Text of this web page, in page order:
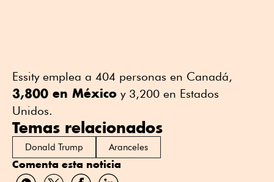
Essity emplea a 404 personas en Canadá,
3,800 en México y 3,200 en Estados
Unidos.
Temas relacionados
Donald Trump Aranceles
Comenta esta noticia